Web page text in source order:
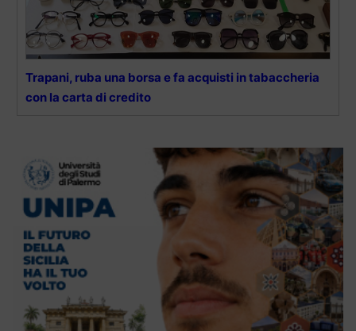
Trapani, ruba una borsa e fa acquisti in tabaccheria
con la carta di credito